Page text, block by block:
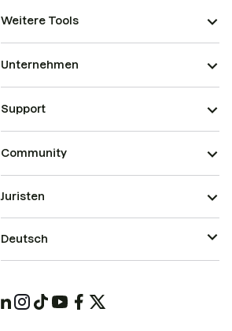
Weitere Tools
Unternehmen
Support
Community
Juristen
Deutsch